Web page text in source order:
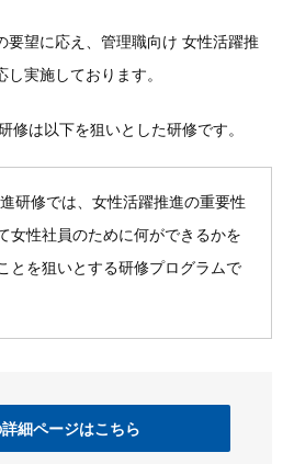
要望に応え、管理職向け 女性活躍推
実施しております。
修は以下を狙いとした研修です。
研修では、女性活躍推進の重要性
女性社員のために何ができるかを
とを狙いとする研修プログラムで
細ページはこちら